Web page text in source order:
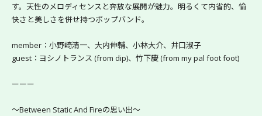
す。天性のメロディセンスと奔放な展開が魅力。明るくて内省的、愉
快さと美しさを併せ持つポップバンド。
member：小野崎清一、大内伸輔、小林大介、井口淑子
guest：ヨシノトランス (from dip)、竹下慶 (from my pal foot foot)
ーーー
～Between Static And Fireの思い出～